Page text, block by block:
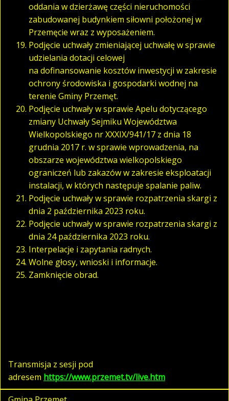
oddania w dzierżawę części nieruchomości
zabudowanej budynkiem siłowni położonej w
Przemęcie wraz z wyposażeniem.
Podjęcie uchwały zmieniającej uchwałę w sprawie
udzielania dotacji celowej
na dofinansowanie kosztów inwestycji w zakresie
ochrony środowiska i gospodarki wodnej na
terenie Gminy Przemęt.
Podjęcie uchwały w sprawie Apelu dotyczącego
zmiany Uchwały Sejmiku Województwa
Wielkopolskiego nr XXXIX/941/17 z dnia 18
grudnia 2017 r. w sprawie wprowadzenia, na
obszarze województwa wielkopolskiego
ograniczeń lub zakazów w zakresie eksploatacji
instalacji, w których następuje spalanie paliw.
Podjęcie uchwały w sprawie rozpatrzenia skargi z
dnia 2 października 2023 roku.
Podjęcie uchwały w sprawie rozpatrzenia skargi z
dnia 24 października 2023 roku.
Interpelacje i zapytania radnych.
Wolne głosy, wnioski i informacje.
Zamknięcie obrad.
Transmisja z sesji pod
adresem https://www.przemet.tv/live.htm